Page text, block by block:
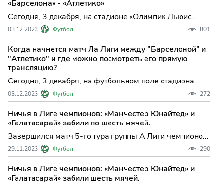
Мартинес.
«Барселона» - «Атлетико»
Сегодня, 3 декабря, на стадионе «Олимпик Льюис
Компанис» в Барселоне состоится матч 15-го тура
испанской Примеры между каталонской «Барселоной»
и мадридским «Атлетико». Начало игры
запланировано на 23:00 по московскому времени.
03.12.2023 Футбол 801
Когда начнется матч Ла Лиги между "Барселоной" и
"Атлетико" и где можно посмотреть его прямую
трансляцию?
Сегодня, 3 декабря, на футбольном поле стадиона
«Олимпик Льюис Компанис» в Барселоне состоится
захватывающий матч 15-го тура испанской Примеры.
Встретятся две сильные команды – каталонская
«Барселона» и мадридский «Атлетико».
03.12.2023 Футбол 272
Ничья в Лиге чемпионов: «Манчестер Юнайтед» и
«Галатасарай» забили по шесть мячей.
Завершился матч 5-го тура группы А Лиги чемпионов
между стамбульским «Галатасараем» и английским
«Манчестер Юнайтед». Игра прошла на стадионе
«Рамс Парк» в Стамбуле (Турция).
29.11.2023 Футбол 290
Ничья в Лиге чемпионов: «Манчестер Юнайтед» и
«Галатасарай» забили шесть мячей.